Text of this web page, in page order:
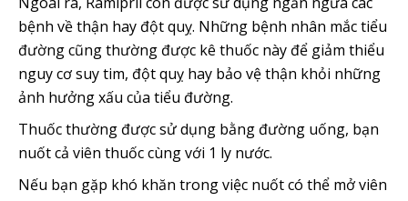
bệnh về thận hay đột quỵ. Những bệnh nhân mắc tiểu
đường cũng thường được kê thuốc này để giảm thiểu
nguy cơ suy tim, đột quỵ hay bảo vệ thận khỏi những
ảnh hưởng xấu của tiểu đường.
Thuốc thường được sử dụng bằng đường uống, bạn
nuốt cả viên thuốc cùng với 1 ly nước.
Nếu bạn gặp khó khăn trong việc nuốt có thể mở viên